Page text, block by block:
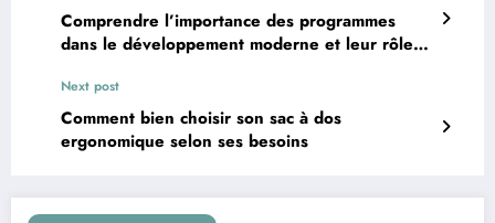
Comprendre l’importance des programmes
dans le développement moderne et leur rôle
Next post
Comment bien choisir son sac à dos
ergonomique selon ses besoins